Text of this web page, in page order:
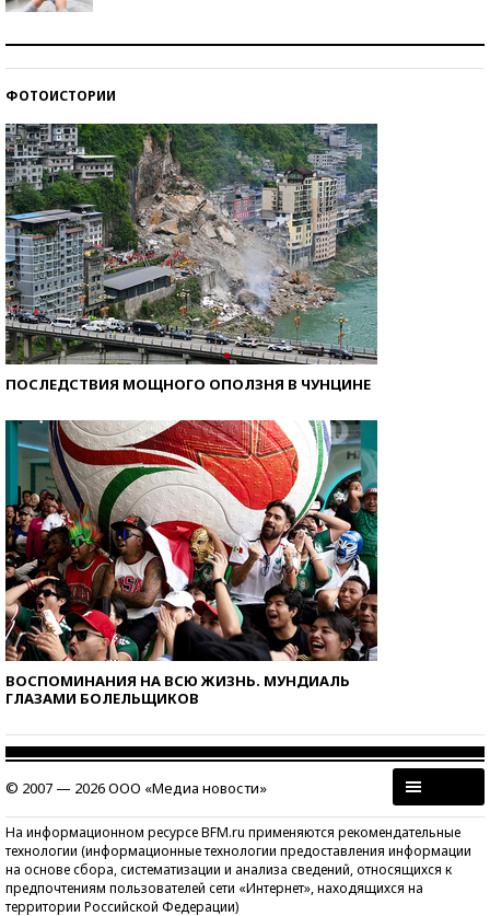
ФОТОИСТОРИИ
ПОСЛЕДСТВИЯ МОЩНОГО ОПОЛЗНЯ В ЧУНЦИНЕ
ВОСПОМИНАНИЯ НА ВСЮ ЖИЗНЬ. МУНДИАЛЬ
ГЛАЗАМИ БОЛЕЛЬЩИКОВ
© 2007 — 2026 ООО «Медиа новости»
На информационном ресурсе BFM.ru применяются рекомендательные
технологии (информационные технологии предоставления информации
на основе сбора, систематизации и анализа сведений, относящихся к
предпочтениям пользователей сети «Интернет», находящихся на
территории Российской Федерации)